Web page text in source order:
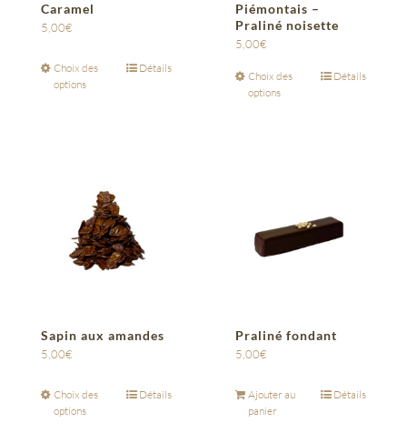
Caramel
5,00€
Choix des
options
Détails
Piémontais –
Praliné noisette
5,00€
Choix des
options
Détails
Sapin aux amandes
5,00€
Choix des
options
Détails
Praliné fondant
5,00€
Ajouter au
panier
Détails